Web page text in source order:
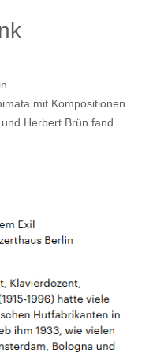
mit Kompositionen
Herbert Brün fand